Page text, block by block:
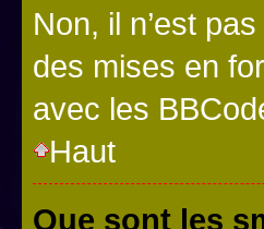
Non, il n’est
des mises en
avec les
Haut
Que sont les